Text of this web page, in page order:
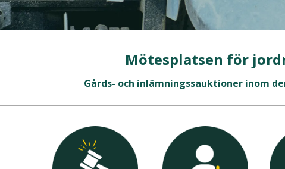
Mötesplatsen för
Gårds- och inlämningssauktioner inom